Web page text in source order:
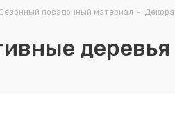
Сезонный посадочный материал -
деревья